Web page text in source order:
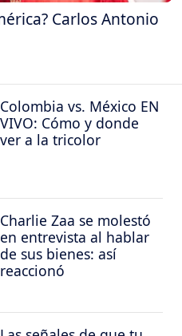
Carlos Antonio
Colombia vs. México EN
VIVO: Cómo y donde
ver a la tricolor
Charlie Zaa se molestó
en entrevista al hablar
de sus bienes: así
reaccionó